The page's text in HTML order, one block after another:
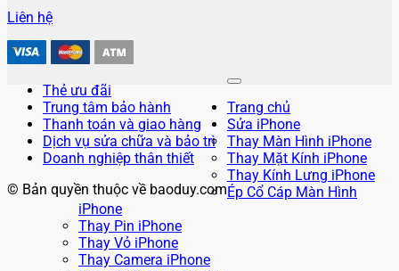
Liên hệ
Thẻ ưu đãi
Trung tâm bảo hành
Thanh toán và giao hàng
Dịch vụ sửa chữa và bảo trì
Doanh nghiệp thân thiết
© Bản quyền thuộc về baoduy.com
Trang chủ
Sửa iPhone
Thay Màn Hình iPhone
Thay Mặt Kính iPhone
Thay Kính Lưng iPhone
Ép Cổ Cáp Màn Hình
iPhone
Thay Pin iPhone
Thay Vỏ iPhone
Thay Camera iPhone